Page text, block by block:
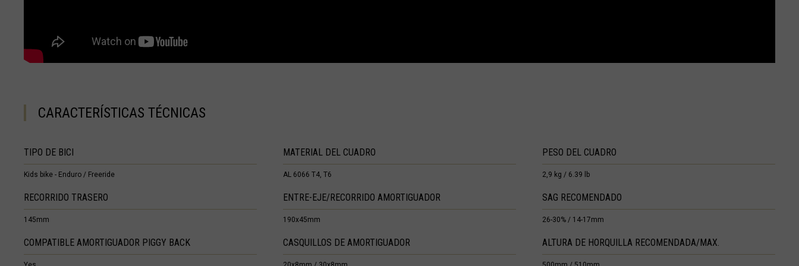
Grecia, Hellas Ελλάς
CARACTERÍSTICAS TÉCNICAS
TIPO DE BICI
Kids bike - Enduro / Freeride
MATERIAL DEL CUADRO
AL 6066 T4, T6
PESO DEL CUADRO
2,9 kg / 6.39 lb
RECORRIDO TRASERO
145mm
ENTRE-EJE/RECORRIDO AMORTIGUADOR
190x45mm
SAG RECOMENDADO
26-30% / 14-17mm
COMPATIBLE AMORTIGUADOR PIGGY BACK CASQUILLOS DE AMORTIGUADOR ALTURA DE HORQUILLA RECOMENDADA/MAX.